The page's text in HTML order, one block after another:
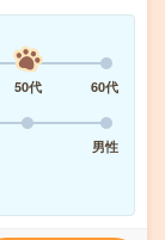
50代
60代
男性